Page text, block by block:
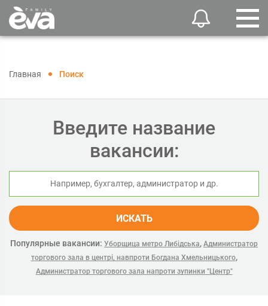
Главная Поиск
Введите название
вакансии:
ИСКАТЬ
Популярные вакансии: Уборщица метро Либідська, Администратор
торгового зала в центрі, навпроти Богдана Хмельницького,
Администратор торгового зала напроти зупинки "Центр"